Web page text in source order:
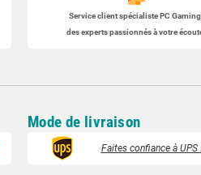
Service client spécialistePC Gaming
des experts passionnés à votre
Mode de livraison
Faites confiance à